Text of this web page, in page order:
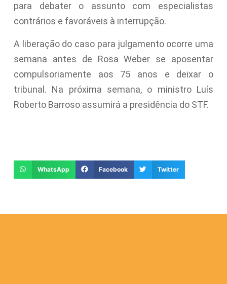
para debater o assunto com especialistas
contrários e favoráveis à interrupção.
A liberação do caso para julgamento ocorre uma
semana antes de Rosa Weber se aposentar
compulsoriamente aos 75 anos e deixar o
tribunal. Na próxima semana, o ministro Luís
Roberto Barroso assumirá a presidência do STF.
WhatsApp Facebook Twitter